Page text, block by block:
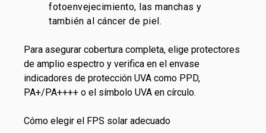
fotoenvejecimiento, las manchas y
también al cáncer de piel.
Para asegurar cobertura completa, elige protectores
de amplio espectro y verifica en el envase
indicadores de protección UVA como PPD,
PA+/PA++++ o el símbolo UVA en círculo.
Cómo elegir el FPS solar adecuado